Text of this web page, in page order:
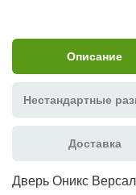
Описание
Нестандартные
Доставка
Дверь Оникс